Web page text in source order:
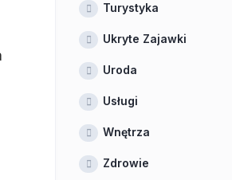
Turystyka
Ukryte Zajawki
Uroda
Usługi
Wnętrza
Zdrowie